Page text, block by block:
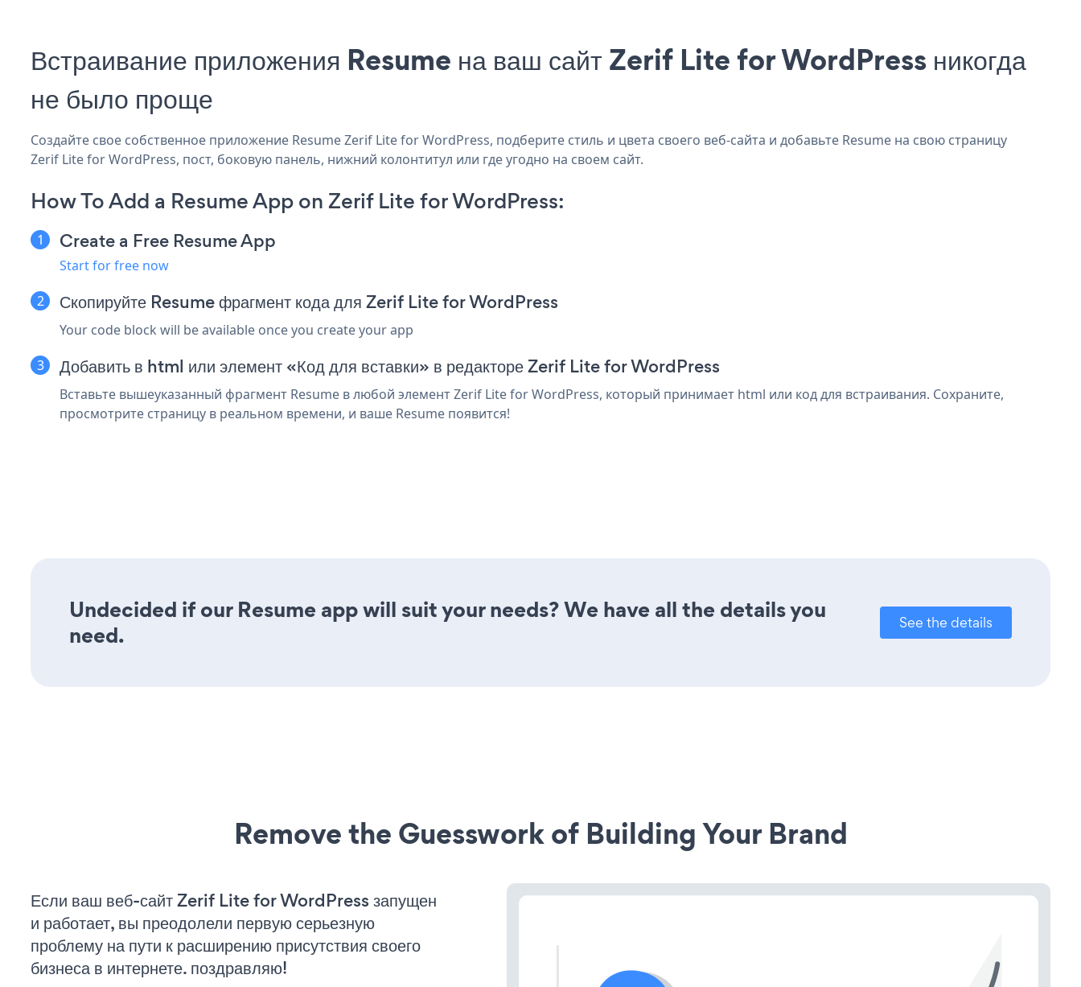
Встраивание приложения Resume на ваш сайт Zerif Lite for WordPress никогда
не было проще
Создайте свое собственное приложение Resume Zerif Lite for WordPress, подберите стиль и цвета своего веб-сайта и добавьте Resume на свою страницу
Zerif Lite for WordPress, пост, боковую панель, нижний колонтитул или где угодно на своем сайт.
How To Add a Resume App on Zerif Lite for WordPress:
Create a Free Resume App
Start for free now
Скопируйте Resume фрагмент кода для Zerif Lite for WordPress
Your code block will be available once you create your app
Добавить в html или элемент «Код для вставки» в редакторе Zerif Lite for WordPress
Вставьте вышеуказанный фрагмент Resume в любой элемент Zerif Lite for WordPress, который принимает html или код для встраивания. Сохраните,
просмотрите страницу в реальном времени, и ваше Resume появится!
Undecided if our Resume app will suit your needs? We have all the details you
need.
See the details
Remove the Guesswork of Building Your Brand
Если ваш веб-сайт Zerif Lite for WordPress запущен
и работает, вы преодолели первую серьезную
проблему на пути к расширению присутствия своего
бизнеса в интернете. поздравляю!